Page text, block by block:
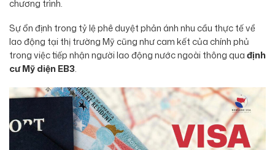
chương trình.
Sự ổn định trong tỷ lệ phê duyệt phản ánh nhu cầu thực tế về
lao động tại thị trường Mỹ cũng như cam kết của chính phủ
trong việc tiếp nhận người lao động nước ngoài thông quađịnh
cư Mỹ diện EB3.